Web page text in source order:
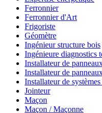
Ferronnier
Ferronnier d'Art
Frigoriste
Géomètre
Ingénieur structure bois
Ingénieure diagnostics
Installateur de
Installateur de
Installateur de
Jointeur
Maçon
Maçon / Maçonne